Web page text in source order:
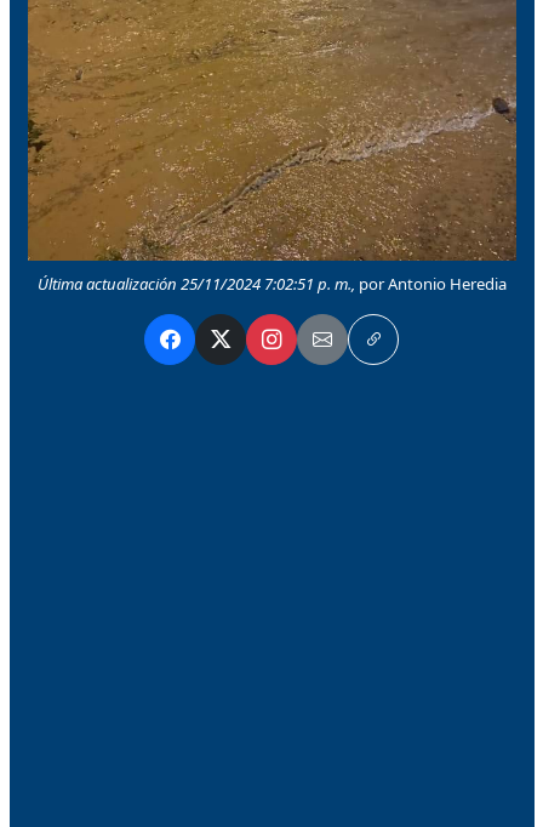
Última actualización 25/11/2024 7:02:51 p. m., por Antonio Heredia